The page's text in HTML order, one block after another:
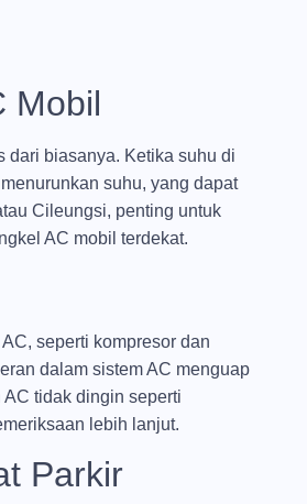
Mobil
dari biasanya. Ketika suhu di
suhu, yang dapat
Cileungsi, penting untuk
AC mobil terdekat.
seperti kompresor dan
dalam sistem AC menguap
tidak dingin seperti
lebih lanjut.
Parkir